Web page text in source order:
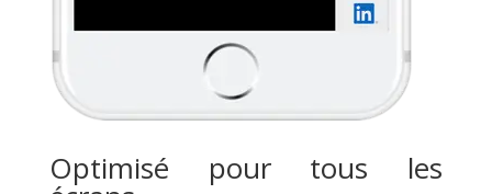
Optimisé pour tous les